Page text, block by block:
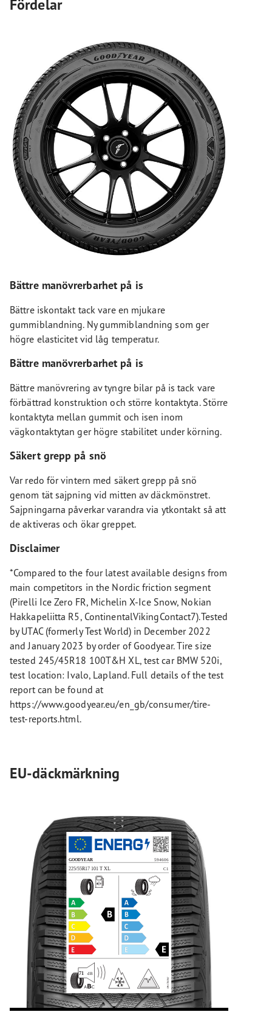
Fördelar
Bättre manövrerbarhet på is
Bättre iskontakt tack vare en mjukare
gummiblandning. Ny gummiblandning som ger
högre elasticitet vid låg temperatur.
Bättre manövrerbarhet på is
Bättre manövrering av tyngre bilar på is tack vare
förbättrad konstruktion och större kontaktyta. Större
kontaktyta mellan gummit och isen inom
vägkontaktytan ger högre stabilitet under körning.
Säkert grepp på snö
Var redo för vintern med säkert grepp på snö
genom tät sajpning vid mitten av däckmönstret.
Sajpningarna påverkar varandra via ytkontakt så att
de aktiveras och ökar greppet.
Disclaimer
*Compared to the four latest available designs from
main competitors in the Nordic friction segment
(Pirelli Ice Zero FR, Michelin X-Ice Snow, Nokian
Hakkapeliitta R5, ContinentalVikingContact7).Tested
by UTAC (formerly Test World) in December 2022
and January 2023 by order of Goodyear. Tire size
tested 245/45R18 100T&H XL, test car BMW 520i,
test location: Ivalo, Lapland. Full details of the test
report can be found at
https://www.goodyear.eu/en_gb/consumer/tire-
test-reports.html.
EU-däckmärkning